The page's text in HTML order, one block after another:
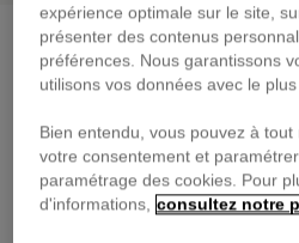
Pantalon en
dès
Payez en 4 fois sans frais avec
🔒Paiement sécurisé & retours
DESCRIPTION
expérience optimale sur le site,
présenter des contenus
préférences. Nous garantissons
utilisons vos données avec le
Bien entendu, vous pouvez à
votre consentement et
paramétrage des cookies. Pour
d'informations, consultez notre